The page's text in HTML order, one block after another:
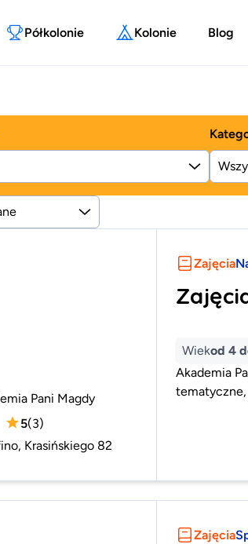
Półkolonie Kolonie Blog
Pani Magdy
5(3)
Krasińskiego 82
Zajęcia
Wiekod 4
Akademia
Zajęcia